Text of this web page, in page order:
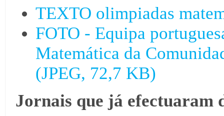
TEXTO olimpiadas
FOTO - Equipa
Matemática da
(JPEG, 72,7 KB)
Jornais que já efectuaram